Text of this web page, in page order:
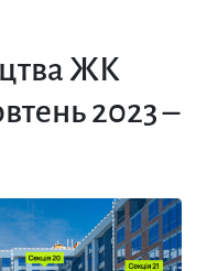
ЖК
2023 –